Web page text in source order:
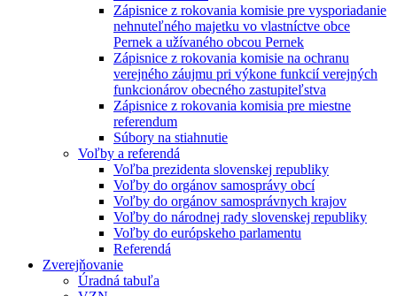
Zápisnice z rokovania komisie pre vysporiadanie
nehnuteľného majetku vo vlastníctve obce
Pernek a užívaného obcou Pernek
Zápisnice z rokovania komisie na ochranu
verejného záujmu pri výkone funkcií verejných
funkcionárov obecného zastupiteľstva
Zápisnice z rokovania komisia pre miestne
referendum
Súbory na stiahnutie
Voľby a referendá
Voľba prezidenta slovenskej republiky
Voľby do orgánov samosprávy obcí
Voľby do orgánov samosprávnych krajov
Voľby do národnej rady slovenskej republiky
Voľby do európskeho parlamentu
Referendá
Zverejňovanie
Úradná tabuľa